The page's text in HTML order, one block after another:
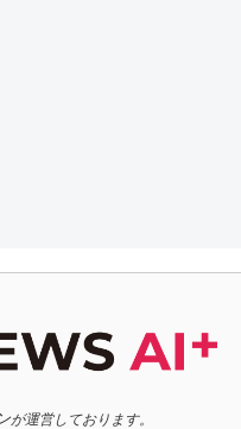
が運営しております。